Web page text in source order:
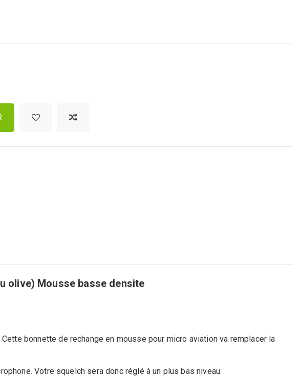
olive) Mousse basse densite
bonnette de rechange en mousse pour micro aviation va remplacer la
Votre squelch sera donc réglé à un plus bas niveau.